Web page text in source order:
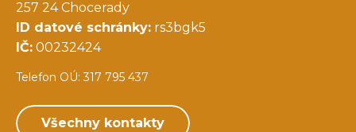
257 24 Chocerady
ID datové schránky: rs3bgk5
IČ: 00232424
Telefon OÚ: 317 795 437
Všechny kontakty